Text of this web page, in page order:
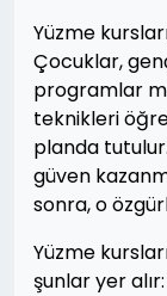
Yüzme
Çocuklar,
programlar
teknikleri
planda
güven
sonra, o
Yüzme
şunlar yer alır: